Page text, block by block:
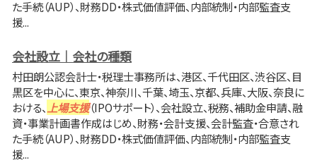
た手続（AUP）、財務DD・株式価値評価、内部統制・内部監査支
援...
会社設立｜会社の種類
村田朗公認会計士・税理士事務所は、港区、千代田区、渋谷区、目
黒区を中心に、東京、神奈川、千葉、埼玉、京都、兵庫、大阪、奈良に
おける、上場支援（IPOサポート）、会社設立、税務、補助金申請、融
資・事業計画書作成はじめ、財務・会計支援、会計監査・合意され
た手続（AUP）、財務DD・株式価値評価、内部統制・内部監査支
援...